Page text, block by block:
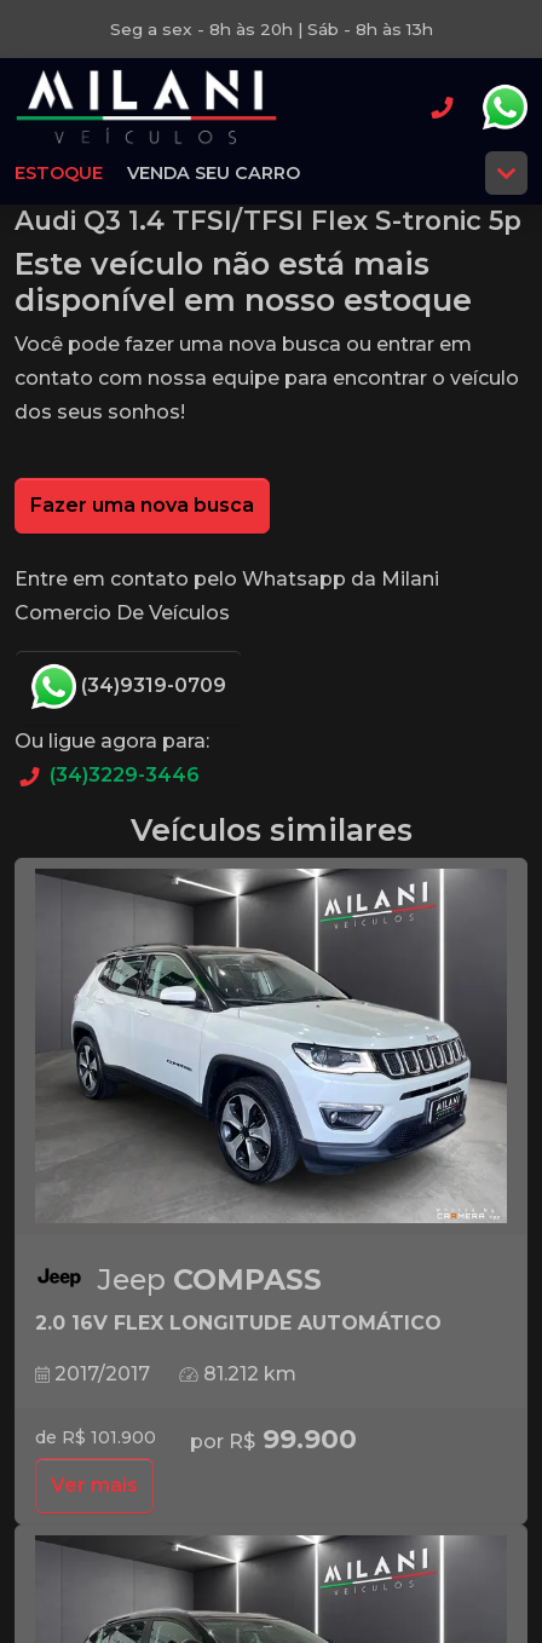
Seg a sex - 8h às 20h | Sáb - 8h às 13h
ESTOQUE VENDA SEU CARRO
Audi Q3 1.4 TFSI/TFSI Flex S-tronic 5p
Este veículo não está mais
disponível em nosso estoque
Você pode fazer uma nova busca ou entrar em
contato com nossa equipe para encontrar o veículo
dos seus sonhos!
Fazer uma nova busca
Entre em contato pelo Whatsapp da Milani
Comercio De Veículos
(34)9319-0709
Ou ligue agora para:
(34)3229-3446
Veículos similares
Jeep COMPASS
2.0 16V FLEX LONGITUDE AUTOMÁTICO
2017/2017 81.212 km
de R$ 101.900 por R$ 99.900
Ver mais